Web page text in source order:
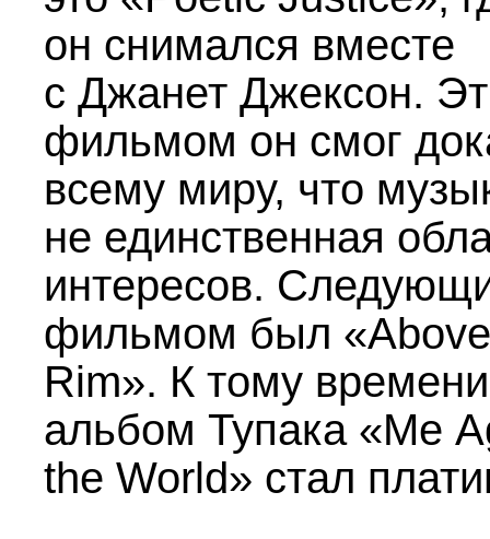
он снимался вместе
с Джанет Джексон.
фильмом он смог
всему миру, что
не единственная
интересов.
фильмом был
Rim». К тому времени
альбом Тупака «Me
the World» стал